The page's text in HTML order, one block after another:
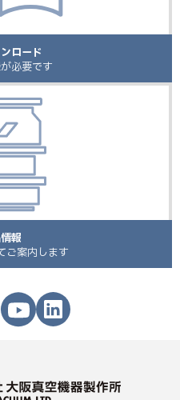
ロード
必要です
報
ご案内します